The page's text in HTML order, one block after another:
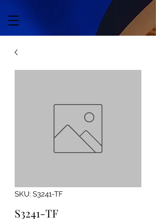
SKU: S3241-TF
S3241-TF